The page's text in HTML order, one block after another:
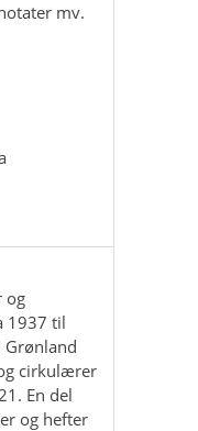
mv.
og
1937 til
Grønland
cirkulærer
En del
og hefter